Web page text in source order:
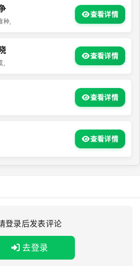
种,
查看详情
,
查看详情
查看详情
查看详情
登录后发表评论
去登录